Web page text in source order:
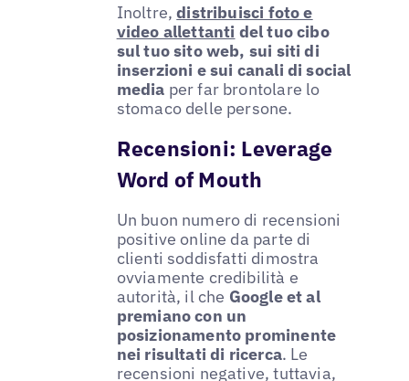
Inoltre,distribuisci foto e
video allettanti del tuo cibo
sul tuo sito web, sui siti di
inserzioni e sui canali di social
media per far brontolare lo
stomaco delle persone.
Recensioni: Leverage
Word of Mouth
Un buon numero di recensioni
positive online da parte di
clienti soddisfatti dimostra
ovviamente credibilità e
autorità, il che Google et al
premiano con un
posizionamento prominente
nei risultati di ricerca. Le
recensioni negative, tuttavia,